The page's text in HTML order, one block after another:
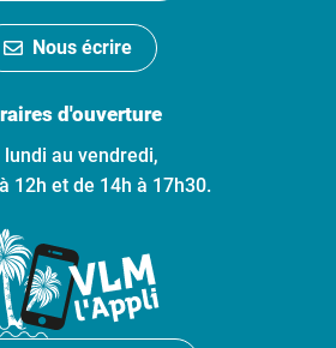
Nous écrire
d'ouverture
lundi au vendredi,
12h et de 14h à 17h30.